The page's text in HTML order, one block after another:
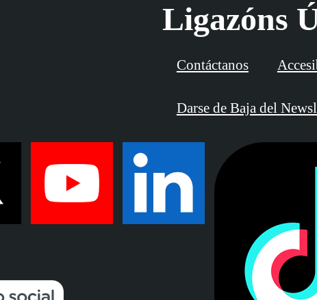
Ligazóns
Contáctanos
Darse de Baja del